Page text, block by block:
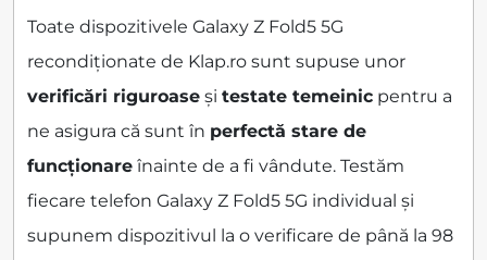
Toate dispozitivele Galaxy Z Fold5 5G
recondiționate de Klap.ro sunt supuse unor
verificări riguroase și testate temeinic pentru a
ne asigura că sunt în perfectă stare de
funcționare înainte de a fi vândute. Testăm
fiecare telefon Galaxy Z Fold5 5G individual și
supunem dispozitivul la o verificare de până la 98